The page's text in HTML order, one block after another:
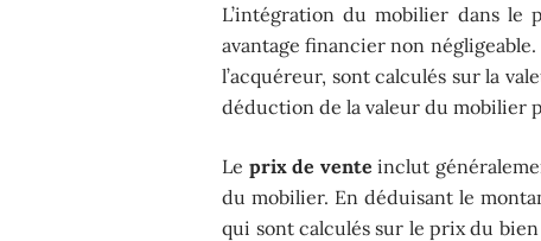
L’intégration du mobilier dans
avantage financier non
l’acquéreur, sont calculés sur la
déduction de la valeur du mobilier
Le prix de vente inclut
du mobilier. En déduisant le
qui sont calculés sur le prix du